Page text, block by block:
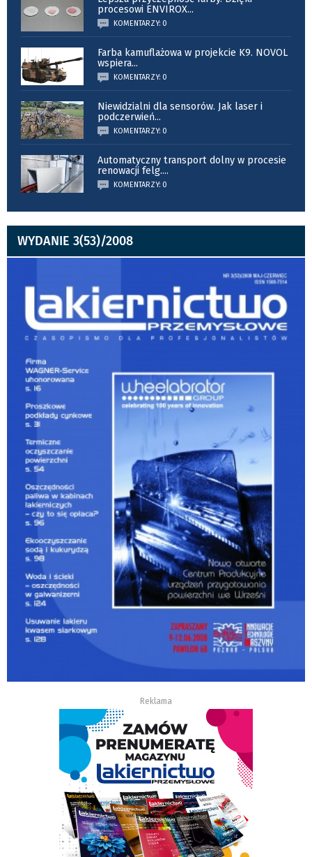
procesowi ENVIROX...
KOMENTARZY: 0
Farba kamuflażowa w projekcie K9. NOVOL
wspiera...
KOMENTARZY: 0
Niewidzialni dla sensorów. Jak laser i
podczerwień...
KOMENTARZY: 0
Automatyczny transport dolny w procesie
renowacji felg....
KOMENTARZY: 0
WYDANIE 3(53)/2008
Reklama